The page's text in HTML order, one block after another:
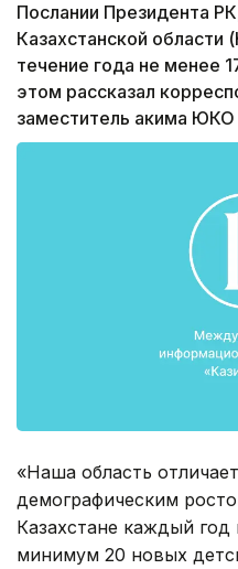
Послании Президента
Казахстанской
течение года не менее
этом рассказал
заместитель акима ЮКО
«Наша область
демографическим
Казахстане каждый
минимум 20 новых